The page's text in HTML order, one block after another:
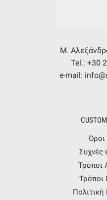
Μ.
Tel.: +30
e-mail:
Συχνές
Τρόποι